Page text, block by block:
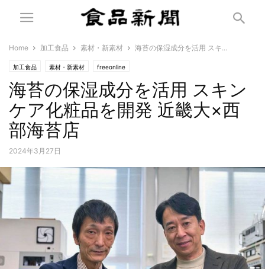
Home 加工食品 素材・新素材 海苔の保湿成分を活用 スキ...
加工食品 素材・新素材 freeonline
海苔の保湿成分を活用 スキン
ケア化粧品を開発 近畿大×西
部海苔店
2024年3月27日